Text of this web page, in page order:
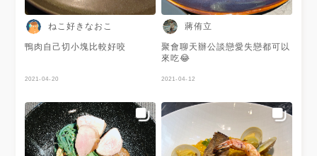
ねこ好きなおこ
鴨肉自己切小塊比較好咬
2021-04-20
蔣侑立
聚會聊天辦公談戀愛失戀都可以
來吃😂
2021-04-12